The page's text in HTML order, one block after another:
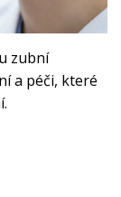
zubní
a péči, které